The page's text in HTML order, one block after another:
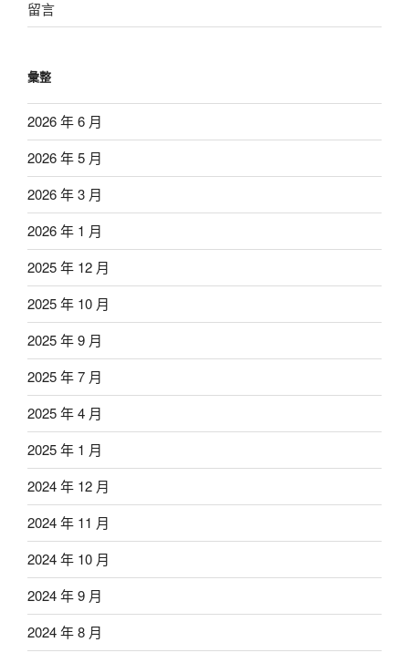
留言
彙整
2026 年 6 月
2026 年 5 月
2026 年 3 月
2026 年 1 月
2025 年 12 月
2025 年 10 月
2025 年 9 月
2025 年 7 月
2025 年 4 月
2025 年 1 月
2024 年 12 月
2024 年 11 月
2024 年 10 月
2024 年 9 月
2024 年 8 月